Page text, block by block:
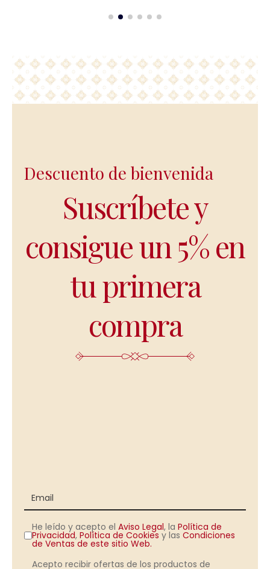
Descuento de bienvenida
Suscríbete y
consigue un 5% en
tu primera
compra
He leído y acepto el Aviso Legal, la Política de
Privacidad, Política de Cookies y las Condiciones
de Ventas de este sitio Web.
Acepto recibir ofertas de los productos de